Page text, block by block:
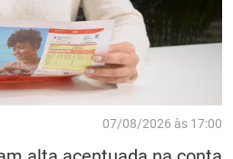
07/08/2026 às 17:00